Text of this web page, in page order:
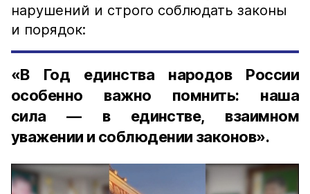
нарушений и строго соблюдать законы
и порядок:
«В Год единства народов России
особенно важно помнить: наша
сила — в единстве, взаимном
уважении и соблюдении законов».